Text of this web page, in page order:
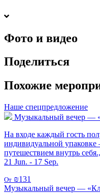
Фото и видео
Поделиться
Похожие
Наше спецпредложение
Музыкальный вечер —
На входе каждый гость
индивидуальной
путешествием внутрь себя.,
21 Jun. - 17 Sep.
От ₪131
Музыкальный вечер —